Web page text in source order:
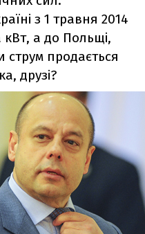
з 1 травня 2014
кВт, а до Польщі,
продається
друзі?